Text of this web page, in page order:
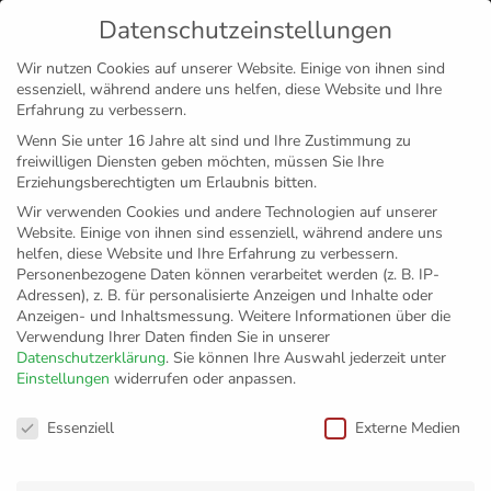
MENÜ
Disclaimer Impressum Datenschutz
Datenschutzeinstellungen
Wir nutzen Cookies auf unserer Website. Einige von ihnen sind
essenziell, während andere uns helfen, diese Website und Ihre
Erfahrung zu verbessern.
Wenn Sie unter 16 Jahre alt sind und Ihre Zustimmung zu
freiwilligen Diensten geben möchten, müssen Sie Ihre
Erziehungsberechtigten um Erlaubnis bitten.
Wir verwenden Cookies und andere Technologien auf unserer
Website. Einige von ihnen sind essenziell, während andere uns
helfen, diese Website und Ihre Erfahrung zu verbessern.
Personenbezogene Daten können verarbeitet werden (z. B. IP-
Adressen), z. B. für personalisierte Anzeigen und Inhalte oder
Anzeigen- und Inhaltsmessung. Weitere Informationen über die
Verwendung Ihrer Daten finden Sie in unserer
Datenschutzerklärung. Sie können Ihre Auswahl jederzeit unter
Einstellungen widerrufen oder anpassen.
Datenschutzeinstellungen
Essenziell Externe Medien